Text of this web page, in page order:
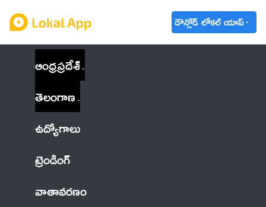
డౌన్లోడ్ లోకల్ యాప్
ఆంధ్రప్రదేశ్
తెలంగాణ
ఉద్యోగాలు
ట్రెండింగ్
వాతావరణం